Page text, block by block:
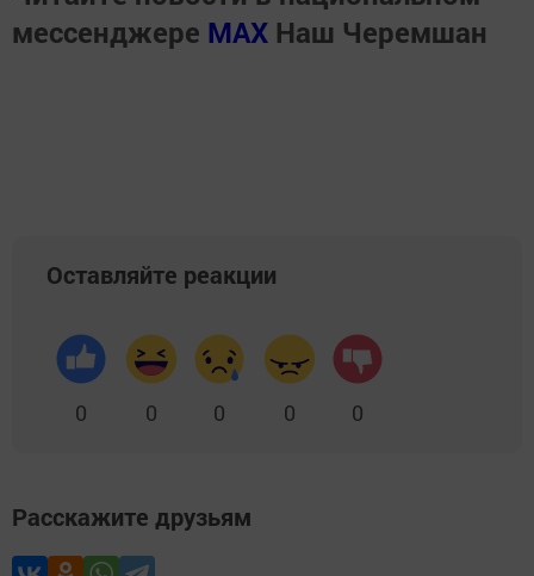
мессенджере MАХ Наш Черемшан
Оставляйте реакции
0 0 0 0 0
Расскажите друзьям